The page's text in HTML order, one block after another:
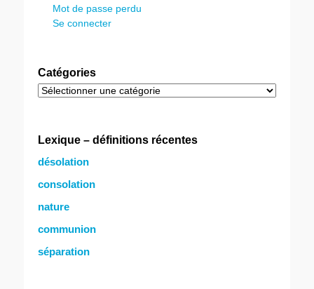
Mot de passe perdu
Se connecter
Catégories
Catégories
Lexique – définitions récentes
désolation
consolation
nature
communion
séparation